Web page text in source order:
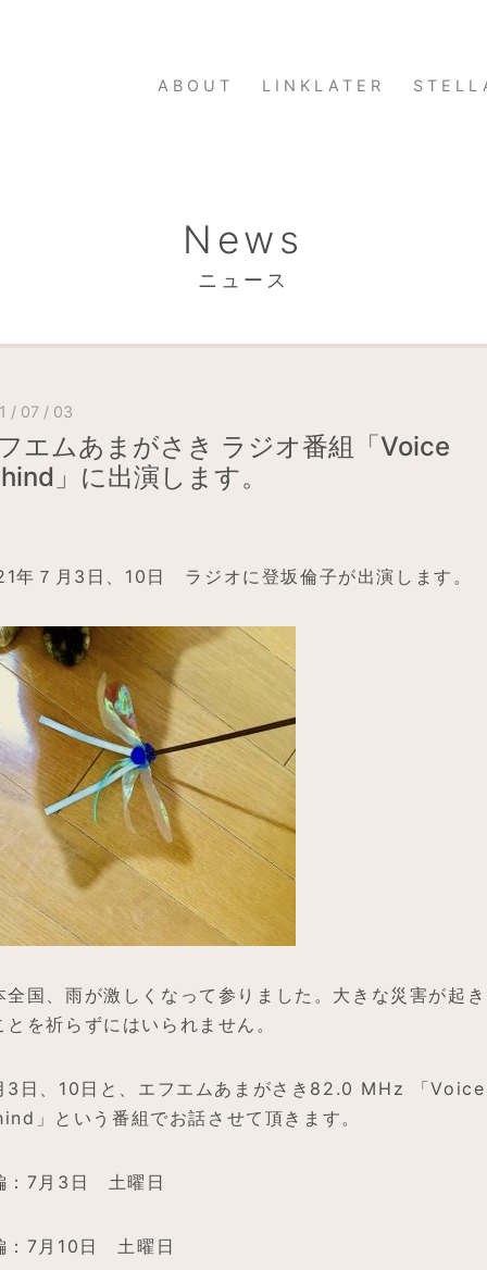
ABOUT LINKLATER
News
ニュース
/ 07 / 03
エムあまがさき ラジオ番組「Voice
」に出演します。
年７月3日、10日 ラジオに登坂倫子が出演します。
全国、雨が激しくなって参りました。大きな災害が起き
とを祈らずにはいられません。
3日、10日と、エフエムあまがさき82.0 MHz 「Voice
」という番組でお話させて頂きます。
：7月3日 土曜日
：7月10日 土曜日